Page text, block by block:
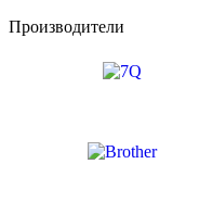
Производители